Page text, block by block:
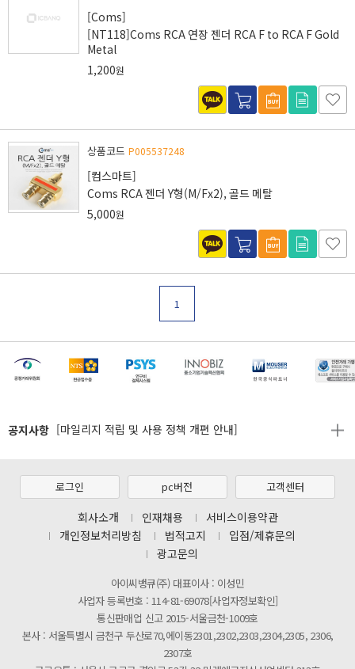
[Coms]
[NT118]Coms RCA 연장 젠더 RCA F to RCA F Gold
Metal
1,200원
상품코드 P005537248
[컴스마트]
Coms RCA 젠더 Y형(M/Fx2), 골드 메탈
5,000원
1
공지사항
[마일리지 적립 및 사용 정책 개편 안내]
[2026년 8월 신용카드 무이자 행사 안내]
[마일리지 적립 및 사용 정책 개편 안내]
제31기 정기주주총회 소집통지서
[마일리지 적립 및 사용 정책 개편 안내]
로그인 pc버전 고객센터
회사소개 인재채용
서비스이용약관
개인정보처리방침
법적고지
입점/제휴문의
광고문의
아이씨뱅큐(주) 대표이사 : 이성민
사업자 등록번호 : 114-81-69078[사업자정보확인]
통신판매업 신고 2015-서울금천-1009호
본사 : 서울특별시 금천구 두산로70,에이동2301,2302,2303,2304,2305, 2306,
2307호